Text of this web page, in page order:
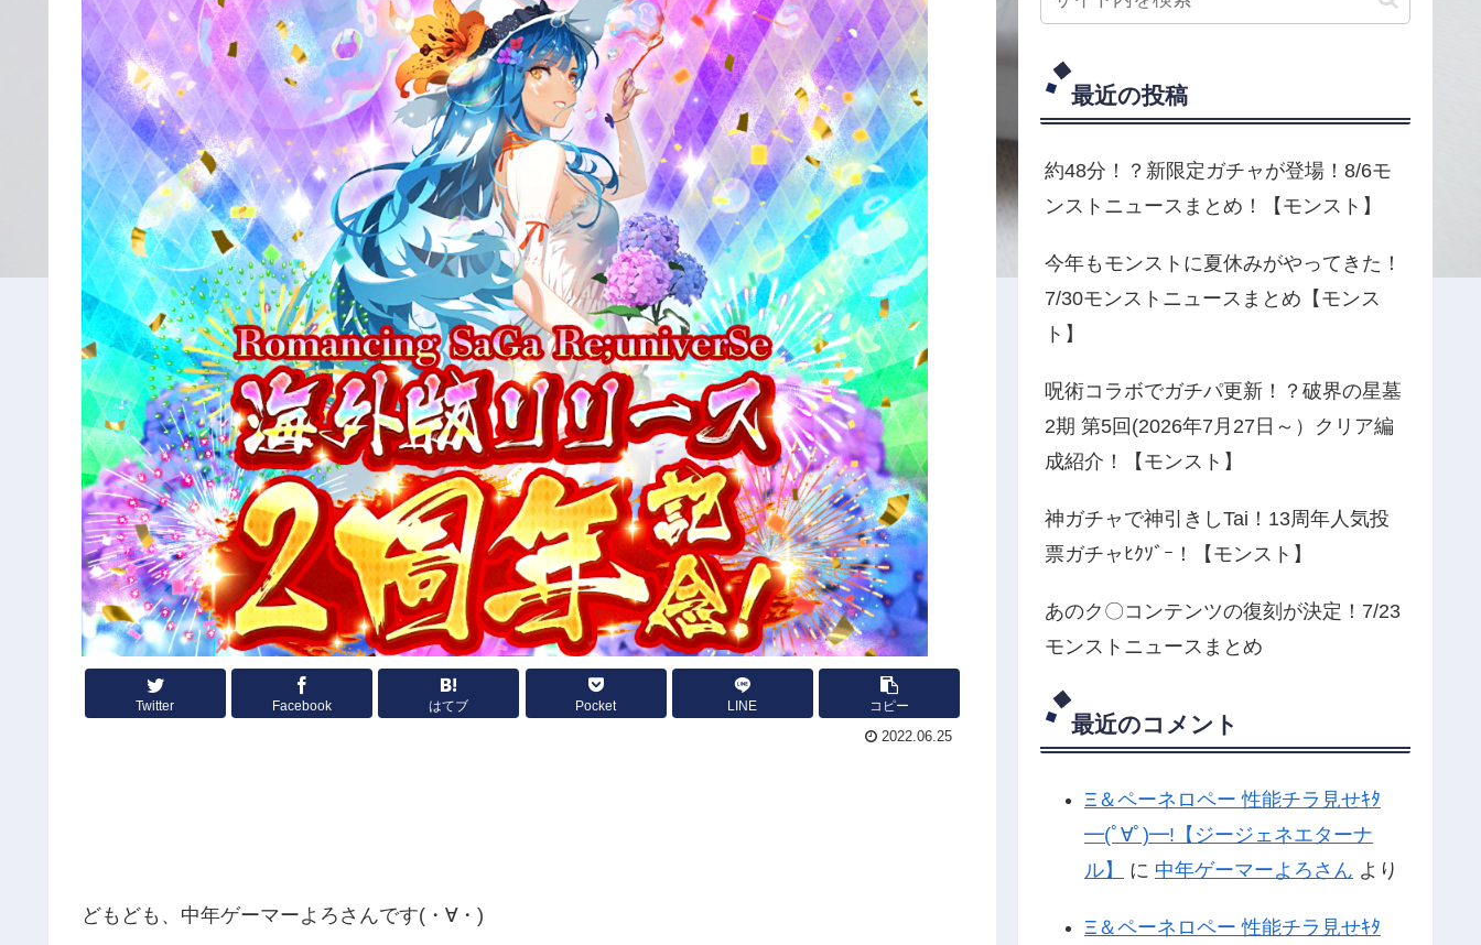
Twitter Facebook はてブ Pocket LINE コピー
2022.06.25
どもども、中年ゲーマーよろさんです(・∀・)
最近の投稿
約48分！？新限定ガチャが登場！8/6モ
ンストニュースまとめ！【モンスト】
今年もモンストに夏休みがやってきた！
7/30モンストニュースまとめ【モンス
ト】
呪術コラボでガチパ更新！？破界の星墓
2期 第5回(2026年7月27日～）クリア編
成紹介！【モンスト】
神ガチャで神引きしTai！13周年人気投
票ガチャﾋｸｿﾞｰ！【モンスト】
あのク〇コンテンツの復刻が決定！7/23
モンストニュースまとめ
最近のコメント
Ξ＆ペーネロペー 性能チラ見せｷﾀ
━(ﾟ∀ﾟ)━!【ジージェネエターナ
ル】
に 中年ゲーマーよろさん より
Ξ＆ペーネロペー 性能チラ見せｷﾀ